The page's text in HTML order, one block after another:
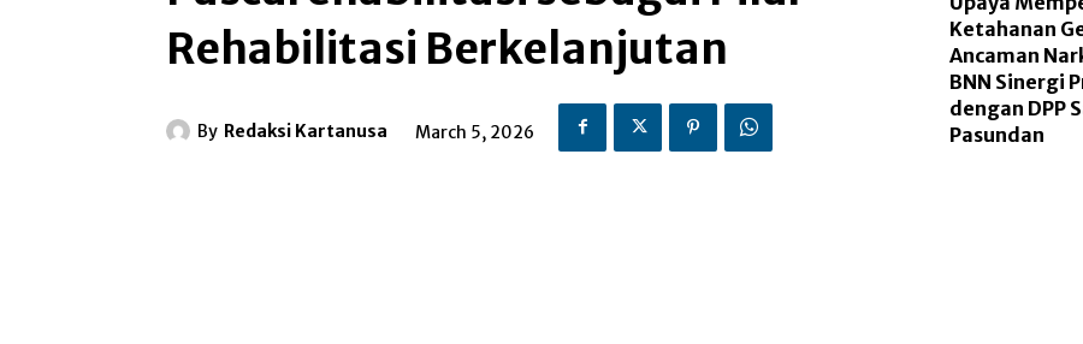
Rehabilitasi Berkelanjutan
By Redaksi Kartanusa March 5, 2026
Ketahanan
Ancaman
BNN Sinergi
dengan DPP
Pasundan